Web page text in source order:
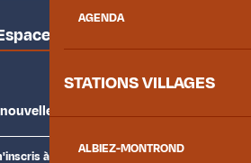
AGENDA
STATIONS VILLAGES
ALBIEZ-MONTROND
presse
façon d'explorer la vallée.
à la newsletter